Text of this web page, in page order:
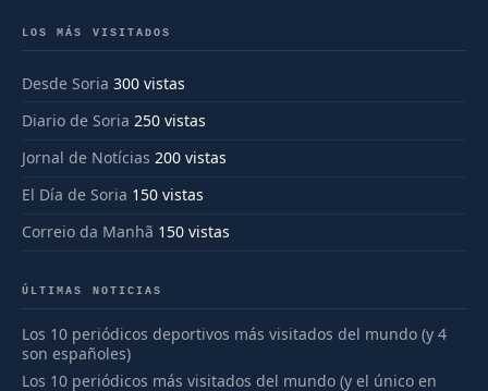
LOS MÁS VISITADOS
Desde Soria 300 vistas
Diario de Soria 250 vistas
Jornal de Notícias 200 vistas
El Día de Soria 150 vistas
Correio da Manhã 150 vistas
ÚLTIMAS NOTICIAS
Los 10 periódicos deportivos más visitados del mundo (y 4
son españoles)
Los 10 periódicos más visitados del mundo (y el único en